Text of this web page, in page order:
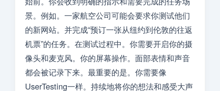
景。例如。一家航空公司可能会要求你测试他们
的新网站。并完成“预订一张从纽约到伦敦的往返
机票”的任务。在测试过程中。你需要开启你的摄
像头和麦克风。你的屏幕操作。面部表情和声音
都会被记录下来。最重要的是。你需要像
UserTesting一样。持续地将你的想法和感受大声